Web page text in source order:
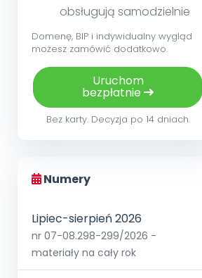
obsługują samodzielnie
Domenę, BIP i indywidualny wygląd
możesz zamówić dodatkowo.
Uruchom
bezpłatnie
Bez karty. Decyzja po 14 dniach.
Numery
Lipiec-sierpień 2026
nr 07-08.298-299/2026 -
materiały na cały rok